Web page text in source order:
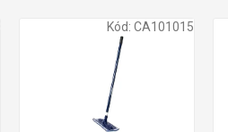
Kód: CA101015